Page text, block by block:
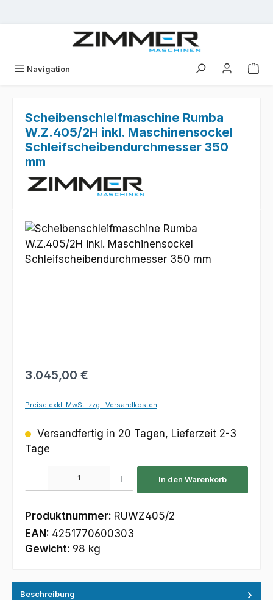
Navigation
Scheibenschleifmaschine Rumba
W.Z.405/2H inkl. Maschinensockel
Schleifscheibendurchmesser 350
mm
Bildergalerie überspringen
Regulärer Preis:
3.045,00 €
Preise exkl. MwSt. zzgl. Versandkosten
Versandfertig in 20 Tagen, Lieferzeit 2-3
Tage
In den Warenkorb
Produktnummer: RUWZ405/2
EAN: 4251770600303
Gewicht: 98 kg
Beschreibung